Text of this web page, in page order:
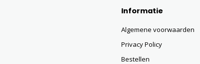
Informatie
Algemene voorwaarden
Privacy Policy
Bestellen